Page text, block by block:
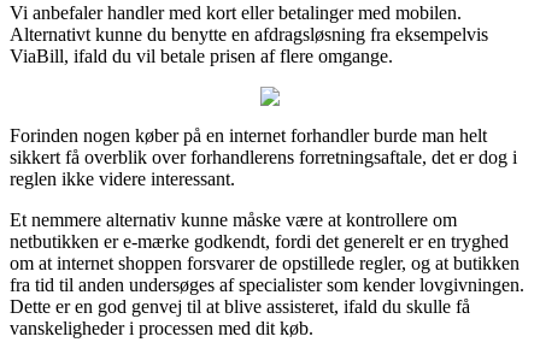
Vi anbefaler handler med kort eller betalinger med mobilen.
Alternativt kunne du benytte en afdragsløsning fra eksempelvis
ViaBill, ifald du vil betale prisen af flere omgange.
Forinden nogen køber på en internet forhandler burde man helt
sikkert få overblik over forhandlerens forretningsaftale, det er dog i
reglen ikke videre interessant.
Et nemmere alternativ kunne måske være at kontrollere om
netbutikken er e-mærke godkendt, fordi det generelt er en tryghed
om at internet shoppen forsvarer de opstillede regler, og at butikken
fra tid til anden undersøges af specialister som kender lovgivningen.
Dette er en god genvej til at blive assisteret, ifald du skulle få
vanskeligheder i processen med dit køb.